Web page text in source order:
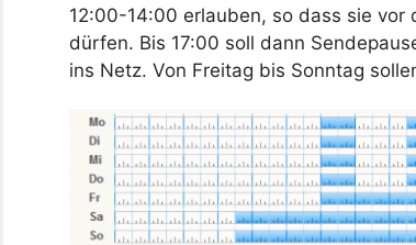
12:00-14:00 erlauben, so dass sie
dürfen. Bis 17:00 soll dann
ins Netz. Von Freitag bis Sonntag